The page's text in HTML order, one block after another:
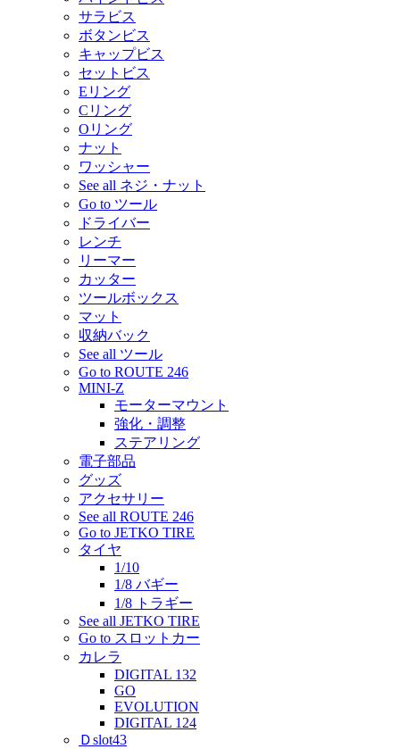
サラビス
ボタンビス
キャップビス
セットビス
Eリング
Cリング
Oリング
ナット
ワッシャー
See all ネジ・ナット
Go to ツール
ドライバー
レンチ
リーマー
カッター
ツールボックス
マット
収納バック
See all ツール
Go to ROUTE 246
MINI-Z
モーターマウント
強化・調整
ステアリング
電子部品
グッズ
アクセサリー
See all ROUTE 246
Go to JETKO TIRE
タイヤ
1/10
1/8 バギー
1/8 トラギー
See all JETKO TIRE
Go to スロットカー
カレラ
DIGITAL 132
GO
EVOLUTION
DIGITAL 124
Ｄslot43